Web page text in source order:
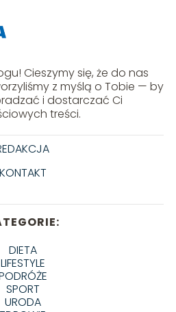
Cieszymy się, że do nas
z myślą o Tobie — by
i dostarczać Ci
treści.
KONTAKT
DIETA
LIFESTYLE
SPORT
URODA